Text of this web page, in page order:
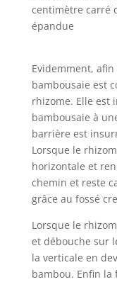
centimètre carré
épandue
Evidemment,
bambousaie est
rhizome. Elle est
bambousaie à
barrière est
Lorsque le
horizontale et
chemin et reste
grâce au fossé
Lorsque le
et débouche sur
la verticale en
bambou. Enfin la